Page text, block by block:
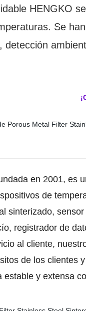
HENGKO
Se
en 2001, es
de
sinterizado,
registrador de
al cliente,
de los clientes
y extensa